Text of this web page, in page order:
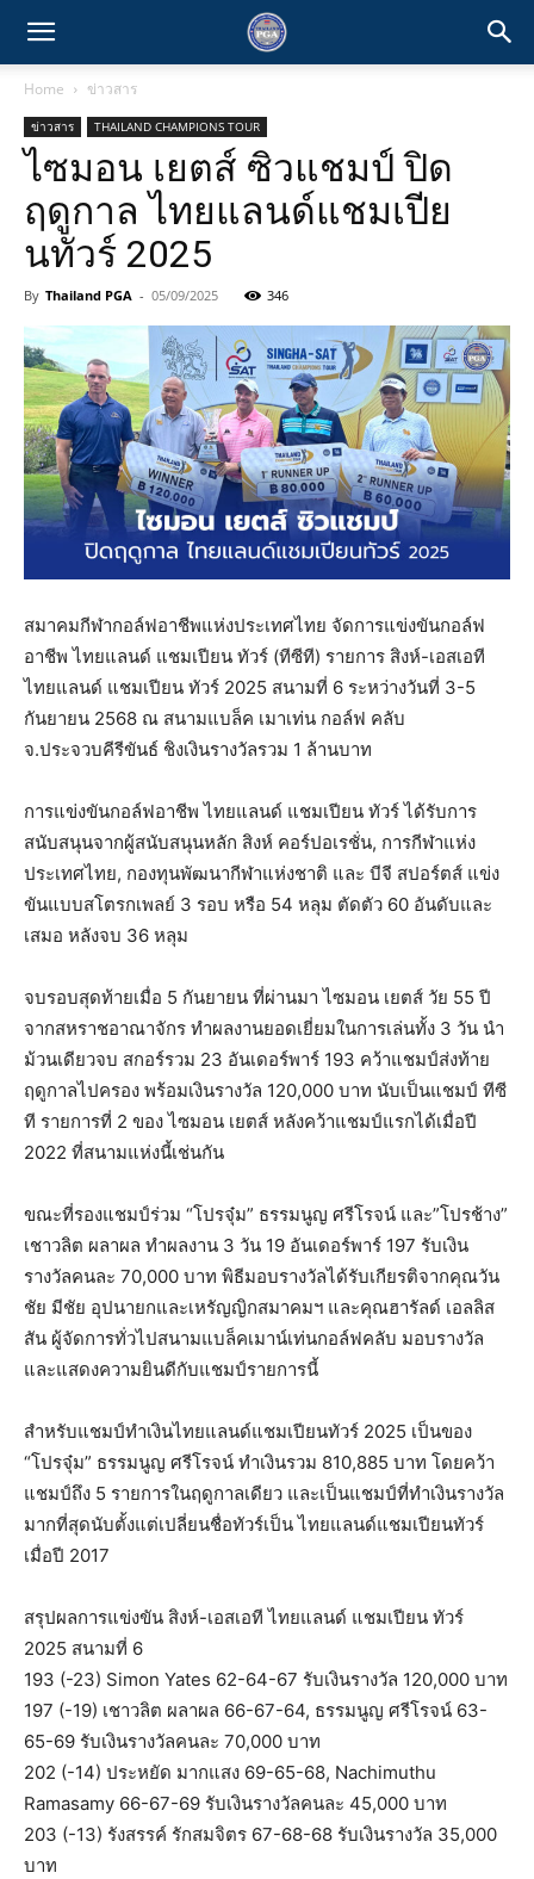
Home ข่าวสาร
ข่าวสาร THAILAND CHAMPIONS TOUR
ไซมอน เยตส์ ซิวแชมป์ ปิด
ฤดูกาล ไทยแลนด์แชมเปีย
นทัวร์ 2025
By Thailand PGA - 05/09/2025 346
สมาคมกีฬากอล์ฟอาชีพแห่งประเทศไทย จัดการแข่งขันกอล์ฟ
อาชีพ ไทยแลนด์ แชมเปียน ทัวร์ (ทีซีที) รายการ สิงห์-เอสเอที
ไทยแลนด์ แชมเปียน ทัวร์ 2025 สนามที่ 6 ระหว่างวันที่ 3-5
กันยายน 2568 ณ สนามแบล็ค เมาเท่น กอล์ฟ คลับ
จ.ประจวบคีรีขันธ์ ชิงเงินรางวัลรวม 1 ล้านบาท
การแข่งขันกอล์ฟอาชีพ ไทยแลนด์ แชมเปียน ทัวร์ ได้รับการ
สนับสนุนจากผู้สนับสนุนหลัก สิงห์ คอร์ปอเรชั่น, การกีฬาแห่ง
ประเทศไทย, กองทุนพัฒนากีฬาแห่งชาติ และ บีจี สปอร์ตส์ แข่ง
ขันแบบสโตรกเพลย์ 3 รอบ หรือ 54 หลุม ตัดตัว 60 อันดับและ
เสมอ หลังจบ 36 หลุม
จบรอบสุดท้ายเมื่อ 5 กันยายน ที่ผ่านมา ไซมอน เยตส์ วัย 55 ปี
จากสหราชอาณาจักร ทำผลงานยอดเยี่ยมในการเล่นทั้ง 3 วัน นำ
ม้วนเดียวจบ สกอร์รวม 23 อันเดอร์พาร์ 193 คว้าแชมป์ส่งท้าย
ฤดูกาลไปครอง พร้อมเงินรางวัล 120,000 บาท นับเป็นแชมป์ ทีซี
ที รายการที่ 2 ของ ไซมอน เยตส์ หลังคว้าแชมป์แรกได้เมื่อปี
2022 ที่สนามแห่งนี้เช่นกัน
ขณะที่รองแชมป์ร่วม “โปรจุ๋ม” ธรรมนูญ ศรีโรจน์ และ”โปรช้าง”
เชาวลิต ผลาผล ทำผลงาน 3 วัน 19 อันเดอร์พาร์ 197 รับเงิน
รางวัลคนละ 70,000 บาท พิธีมอบรางวัลได้รับเกียรติจากคุณวัน
ชัย มีชัย อุปนายกและเหรัญญิกสมาคมฯ และคุณฮารัลด์ เอลลิส
สัน ผู้จัดการทั่วไปสนามแบล็คเมาน์เท่นกอล์ฟคลับ มอบรางวัล
และแสดงความยินดีกับแชมป์รายการนี้
สำหรับแชมป์ทำเงินไทยแลนด์แชมเปียนทัวร์ 2025 เป็นของ
“โปรจุ๋ม” ธรรมนูญ ศรีโรจน์ ทำเงินรวม 810,885 บาท โดยคว้า
แชมป์ถึง 5 รายการในฤดูกาลเดียว และเป็นแชมป์ที่ทำเงินรางวัล
มากที่สุดนับตั้งแต่เปลี่ยนชื่อทัวร์เป็น ไทยแลนด์แชมเปียนทัวร์
เมื่อปี 2017
สรุปผลการแข่งขัน สิงห์-เอสเอที ไทยแลนด์ แชมเปียน ทัวร์
2025 สนามที่ 6
193 (-23) Simon Yates 62-64-67 รับเงินรางวัล 120,000 บาท
197 (-19) เชาวลิต ผลาผล 66-67-64, ธรรมนูญ ศรีโรจน์ 63-
65-69 รับเงินรางวัลคนละ 70,000 บาท
202 (-14) ประหยัด มากแสง 69-65-68, Nachimuthu
Ramasamy 66-67-69 รับเงินรางวัลคนละ 45,000 บาท
203 (-13) รังสรรค์ รักสมจิตร 67-68-68 รับเงินรางวัล 35,000
บาท